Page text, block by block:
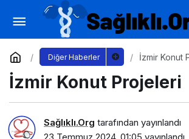
Diğer Haberler İzmir Konut
İzmir Konut Projeleri
Sağlıklı.Org tarafından yayınlandı
23 Temmuz 2024, 01:05 yayınlandı
Hediye Kutuları Yorum